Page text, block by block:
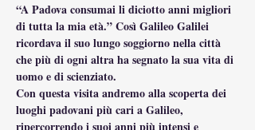
“A Padova consumai li diciotto anni migliori
di tutta la mia età.” Così Galileo Galilei
ricordava il suo lungo soggiorno nella città
che più di ogni altra ha segnato la sua vita di
uomo e di scienziato.
Con questa visita andremo alla scoperta dei
luoghi padovani più cari a Galileo,
ripercorrendo i suoi anni più intensi e